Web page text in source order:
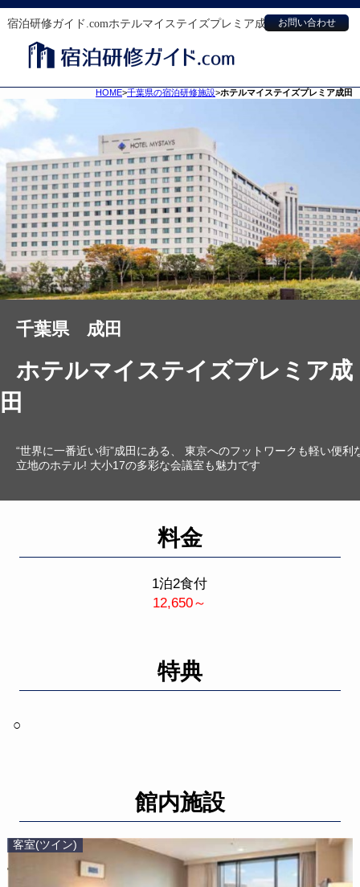
宿泊研修ガイド.comホテルマイステイズプレミア成田お問い合わせ
HOME>千葉県の宿泊研修施設>ホテルマイステイズプレミア成田
千葉県 成田
ホテルマイステイズプレミア成
田
“世界に一番近い街”成田にある、 東京へのフットワークも軽い便利
立地のホテル! 大小17の多彩な会議室も魅力です
料金
1泊2食付
12,650～
特典
館内施設
客室(ツイン)